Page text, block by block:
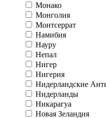
Монако
Монголия
Монтсеррат
Намибия
Науру
Непал
Нигер
Нигерия
Нидерландские
Нидерланды
Никарагуа
Новая Зеландия